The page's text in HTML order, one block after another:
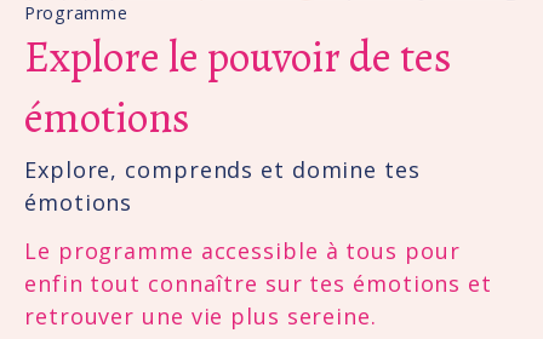
Programme
Explore le pouvoir de tes
émotions
Explore, comprends et domine tes
émotions
Le programme accessible à tous pour
enfin tout connaître sur tes émotions et
retrouver une vie plus sereine.